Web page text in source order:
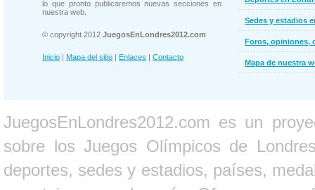
lo que pronto publicaremos nuevas secciones en
nuestra web.
© copyright 2012 JuegosEnLondres2012.com
Inicio | Mapa del sitio | Enlaces | Contacto
Sedes y estadios
Foros, opiniones,
Mapa de nuestra
JuegosEnLondres2012.com es un
sobre los Juegos Olímpicos de
deportes, sedes y estadios, países,